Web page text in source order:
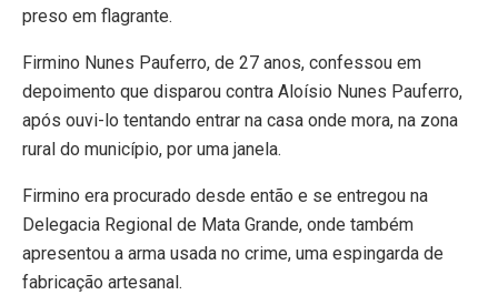
preso em flagrante.
Firmino Nunes Pauferro, de 27 anos, confessou em
depoimento que disparou contra Aloísio Nunes Pauferro,
após ouvi-lo tentando entrar na casa onde mora, na zona
rural do município, por uma janela.
Firmino era procurado desde então e se entregou na
Delegacia Regional de Mata Grande, onde também
apresentou a arma usada no crime, uma espingarda de
fabricação artesanal.